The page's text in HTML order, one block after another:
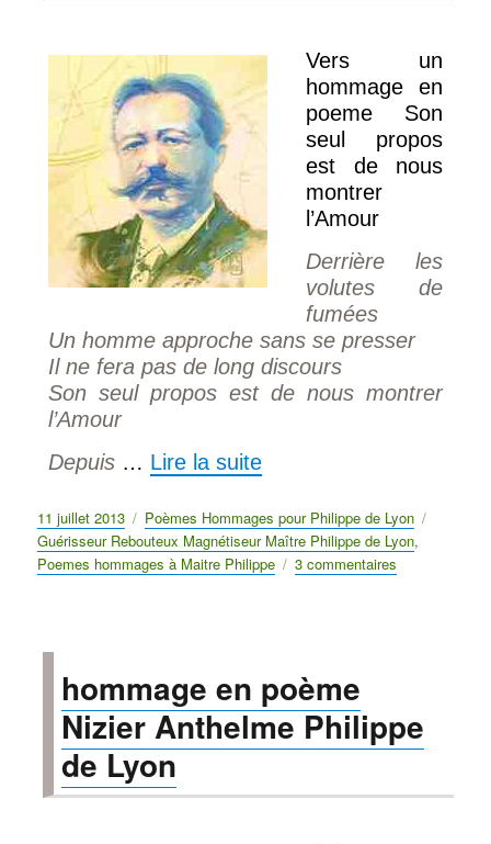
Vers un
hommage en
poeme Son
seul propos
est de nous
montrer
l’Amour
Derrière les
volutes de
fumées
Un homme approche sans se presser
Il ne fera pas de long discours
Son seul propos est de nous montrer
l’Amour
Depuis … Lire la suite
Publié
le
11 juillet 2013 Catégories
Poèmes Hommages pour Philippe de Lyon
Guérisseur Rebouteux Magnétiseur Maître Philippe de Lyon,
Poemes hommages à Maitre Philippe
3 commentaires
propos
hommage en poème
Nizier Anthelme Philippe
de Lyon